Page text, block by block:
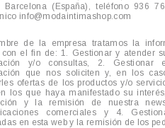
Barcelona (España), teléfono 936
info@modaintimashop.com
de la empresa tratamos la
el fin de: 1. Gestionar y atender
y/o consultas, 2.
que nos soliciten y, en los
ofertas de los productos y/o
los que haya manifestado su
y la remisión de nuestra
comerciales y 4.
en esta web y la remisión de los